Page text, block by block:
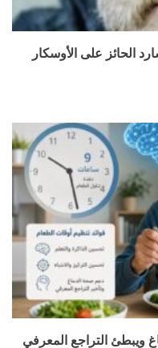
الحائز على الأوسكار
ويبطئ التراجع المعرفي